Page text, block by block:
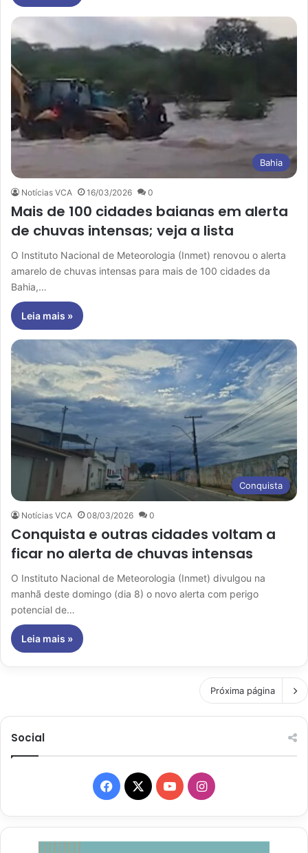
Bahia
Notícias VCA 16/03/2026 0
Mais de 100 cidades baianas em alerta
de chuvas intensas; veja a lista
O Instituto Nacional de Meteorologia (Inmet) renovou o alerta
amarelo de chuvas intensas para mais de 100 cidades da
Bahia,…
Leia mais »
Conquista
Notícias VCA 08/03/2026 0
Conquista e outras cidades voltam a
ficar no alerta de chuvas intensas
O Instituto Nacional de Meteorologia (Inmet) divulgou na
manhã deste domingo (dia 8) o novo alerta com perigo
potencial de…
Leia mais »
Próxima página
Social
Facebook
X YouTubeInstagram